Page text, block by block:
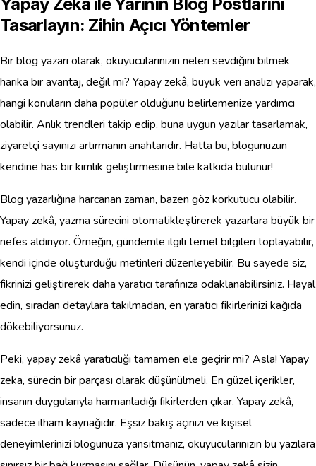
Tasarlayın: Zihin Açıcı Yöntemler
Bir blog yazarı olarak, okuyucularınızın neleri sevdiğini bilmek
harika bir avantaj, değil mi? Yapay zekâ, büyük veri analizi yaparak,
hangi konuların daha popüler olduğunu belirlemenize yardımcı
olabilir. Anlık trendleri takip edip, buna uygun yazılar tasarlamak,
ziyaretçi sayınızı artırmanın anahtarıdır. Hatta bu, blogunuzun
kendine has bir kimlik geliştirmesine bile katkıda bulunur!
Blog yazarlığına harcanan zaman, bazen göz korkutucu olabilir.
Yapay zekâ, yazma sürecini otomatikleştirerek yazarlara büyük bir
nefes aldırıyor. Örneğin, gündemle ilgili temel bilgileri toplayabilir,
kendi içinde oluşturduğu metinleri düzenleyebilir. Bu sayede siz,
fikrinizi geliştirerek daha yaratıcı tarafınıza odaklanabilirsiniz. Hayal
edin, sıradan detaylara takılmadan, en yaratıcı fikirlerinizi kağıda
dökebiliyorsunuz.
Peki, yapay zekâ yaratıcılığı tamamen ele geçirir mi? Asla! Yapay
zeka, sürecin bir parçası olarak düşünülmeli. En güzel içerikler,
insanın duygularıyla harmanladığı fikirlerden çıkar. Yapay zekâ,
sadece ilham kaynağıdır. Eşsiz bakış açınızı ve kişisel
deneyimlerinizi blogunuza yansıtmanız, okuyucularınızın bu yazılara